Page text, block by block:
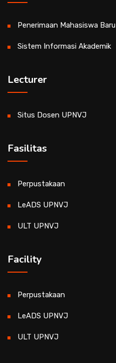
Penerimaan Mahasiswa Baru
Sistem Informasi Akademik
Lecturer
Situs Dosen UPNVJ
Fasilitas
Perpustakaan
LeADS UPNVJ
ULT UPNVJ
Facility
Perpustakaan
LeADS UPNVJ
ULT UPNVJ